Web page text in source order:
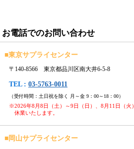
お電話でのお問い合わせ
■東京サプライセンター
〒140-8566 東京都品川区南大井6-5-8
TEL : 03-5763-0011
（受付時間：土日祝を除く 月～金 9：00～18：00）
※2026年8月8日（土）～9日（日）、8月11日（火
休業いたします。
■岡山サプライセンター